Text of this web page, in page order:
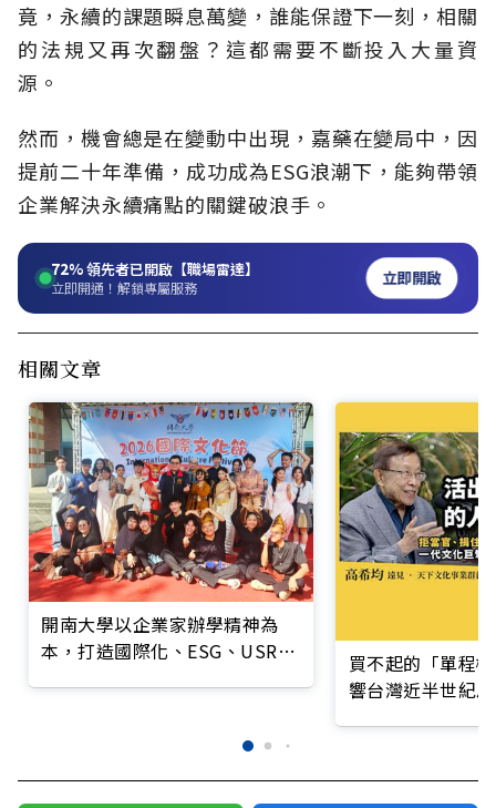
竟，永續的課題瞬息萬變，誰能保證下一刻，相關
的法規又再次翻盤？這都需要不斷投入大量資
源。
然而，機會總是在變動中出現，嘉藥在變局中，因
提前二十年準備，成功成為ESG浪潮下，能夠帶領
企業解決永續痛點的關鍵破浪手。
72%領先者已開啟【職場雷達】
立即開通！解鎖專屬服務 立即開啟
相關文章
開南大學以企業家辦學精神為
本，打造國際化、ESG、USR與
買不起的「單程
響台灣近半世紀